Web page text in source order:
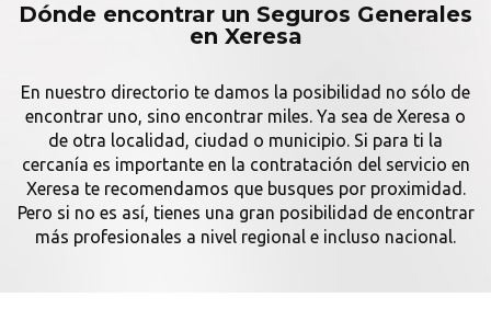
Dónde encontrar un Seguros Generales
en Xeresa
En nuestro directorio te damos la posibilidad no sólo de
encontrar uno, sino encontrar miles. Ya sea de Xeresa o
de otra localidad, ciudad o municipio. Si para ti la
cercanía es importante en la contratación del servicio en
Xeresa te recomendamos que busques por proximidad.
Pero si no es así, tienes una gran posibilidad de encontrar
más profesionales a nivel regional e incluso nacional.